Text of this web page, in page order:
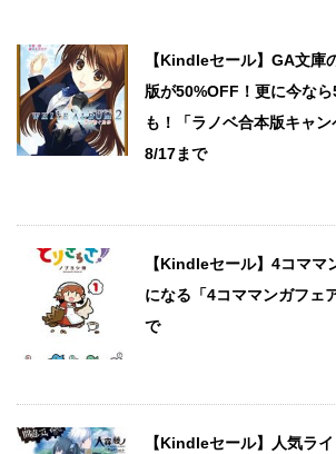
【Kindleセール】GA文庫
版が50%OFF！更に今な
も！「ラノベ合本版キャ
8/17まで
【Kindleセール】4コママ
になる「4コママンガフェ
で
【Kindleセール】人気ラ